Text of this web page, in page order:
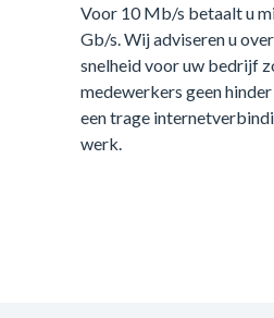
Voor 10 Mb/s betaalt u
Gb/s. Wij adviseren u
snelheid voor uw bedrijf
medewerkers geen
een trage
werk.